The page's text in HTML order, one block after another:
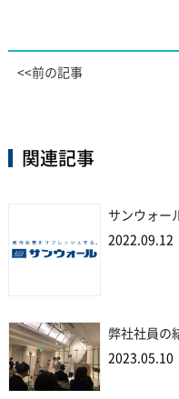
<<前の記事
関連記事
サンウォー
2022.09.12
弊社社員の
2023.05.10